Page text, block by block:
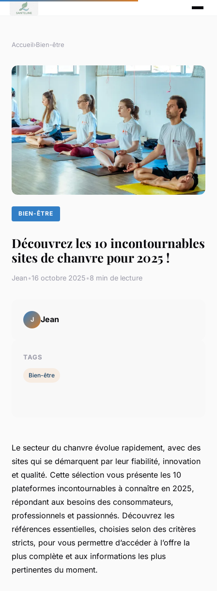
Accueil›Bien-être
BIEN-ÊTRE
Découvrez les 10 incontournables
sites de chanvre pour 2025 !
Jean•16 octobre 2025•8 min de lecture
Le secteur du chanvre évolue rapidement, avec des
sites qui se démarquent par leur fiabilité, innovation
et qualité. Cette sélection vous présente les 10
plateformes incontournables à connaître en 2025,
répondant aux besoins des consommateurs,
professionnels et passionnés. Découvrez les
références essentielles, choisies selon des critères
stricts, pour vous permettre d’accéder à l’offre la
plus complète et aux informations les plus
pertinentes du moment.
J Jean
TAGS
Bien-être